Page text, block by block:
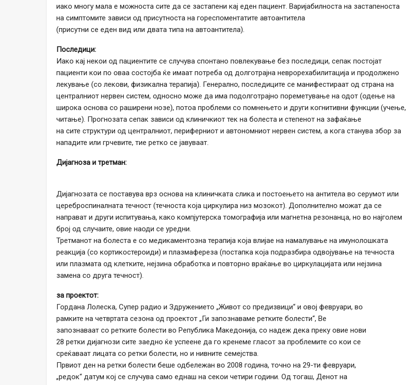
иако многу мала е можноста сите да се застапени кај еден пациент. Варијабилноста на застапеноста
на симптомите зависи од присутноста на гореспоментатите автоантитела
(присутни се еден вид или двата типа на автоантитела).
Последици:
Иако кај некои од пациентите се случува спонтано повлекување без последици, сепак постојат
пациенти кои по оваа состојба ќе имаат потреба од долготрајна неврорехабилитација и продолжено
лекување (со лекови, физикална терапија). Генерално, последиците се манифестираат од страна на
централниот нервен систем, односно може да има подолготрајно пореметување на одот (одење на
широка основа со раширени нозе), потоа проблеми со помнењето и други когнитивни функции (учење,
читање). Прогнозата сепак зависи од клиничкиот тек на болеста и степенот на зафаќање
на сите структури од централниот, периферниот и автономниот нервен систем, а кога станува збор за
нападите или грчевите, тие ретко се јавуваат.
Дијагноза и третман:
Дијагнозата се поставува врз основа на клиничката слика и постоењето на антитела во серумот или
цереброспиналната течност (течноста која циркулира низ мозокот). Дополнително можат да се
направат и други испитувања, како компјутерска томографија или магнетна резонанца, но во најголем
број од случаите, овие наоди се уредни.
Третманот на болеста е со медикаментозна терапија која влијае на намалување на имунолошката
реакција (со кортикостероиди) и плазмафереза (постапка која подразбира одвојување на течноста
или плазмата од клетките, нејзина обработка и повторно враќање во циркулацијата или нејзина
замена со друга течност).
за проектот:
Гордана Лолеска, Супер радио и Здружението „Живот со предизвици“ и овој февруари, во
рамките на четвртата сезона од проектот „Ги запознаваме ретките болести“, Ве
запознаваат со ретките болести во Република Македонија, со надеж дека преку овие нови
28 ретки дијагнози сите заедно ќе успеене да го кренеме гласот за проблемите со кои се
среќаваат лицата со ретки болести, но и нивните семејства.
Првиот ден на ретки болести беше одбележан во 2008 година, точно на 29-ти февруари,
„редок“ датум кој се случува само еднаш на секои четири години. Од тогаш, Денот на